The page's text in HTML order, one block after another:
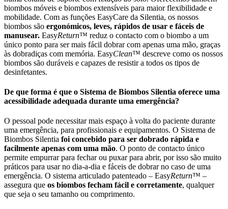
biombos móveis e biombos extensíveis para maior flexibilidade e
mobilidade. Com as funções EasyCare da Silentia, os nossos
biombos são ergonómicos, leves, rápidos de usar e fáceis de
manusear. EasyReturn™ reduz o contacto com o biombo a um
único ponto para ser mais fácil dobrar com apenas uma mão, graças
às dobradiças com memória. EasyClean™ descreve como os nossos
biombos são duráveis e capazes de resistir a todos os tipos de
desinfetantes.
De que forma é que o Sistema de Biombos Silentia oferece uma
acessibilidade adequada durante uma emergência?
O pessoal pode necessitar mais espaço à volta do paciente durante
uma emergência, para profissionais e equipamentos. O Sistema de
Biombos Silentia foi concebido para ser dobrado rápida e
facilmente apenas com uma mão. O ponto de contacto único
permite empurrar para fechar ou puxar para abrir, por isso são muito
práticos para usar no dia-a-dia e fáceis de dobrar no caso de uma
emergência. O sistema articulado patenteado – EasyReturn™ –
assegura que os biombos fecham fácil e corretamente, qualquer
que seja o seu tamanho ou comprimento.